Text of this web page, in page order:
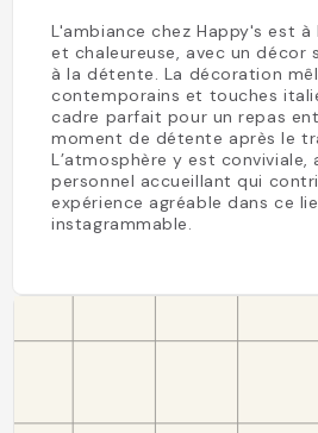
L'ambiance chez Happy's est
et chaleureuse, avec un décor
à la détente. La décoration
contemporains et touches
cadre parfait pour un repas
moment de détente après le
L’atmosphère y est conviviale,
personnel accueillant qui
expérience agréable dans ce
instagrammable.